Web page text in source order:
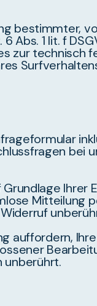
bestimmter,
Abs. 1 lit. f
zur technisch
bei
Ihrer
Mitteilung
auffordern,
unberührt.